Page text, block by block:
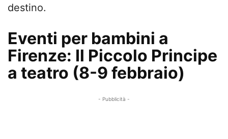
destino.
Eventi per bambini a
Firenze: Il Piccolo Principe
a teatro (8-9 febbraio)
- Pubblicità -